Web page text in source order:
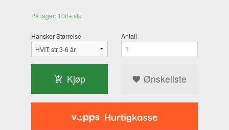
På lager: 100+ stk.
Hansker Størrelse Antall
Kjøp Ønskeliste